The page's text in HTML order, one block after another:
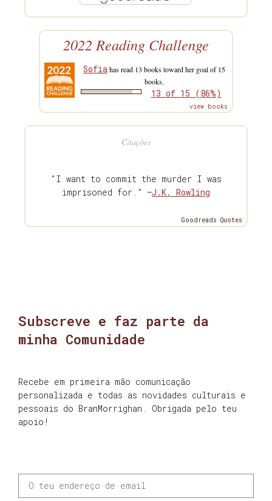
2022 Reading Challenge
Sofiahas read 13 books toward her goal of 15
books.
13 of 15 (86%)
view books
Citações
“I want to commit the murder I was
imprisoned for.” —J.K. Rowling
Goodreads Quotes
Subscreve e faz parte da
minha Comunidade
Recebe em primeira mão comunicação
personalizada e todas as novidades culturais e
pessoais do BranMorrighan. Obrigada pelo teu
apoio!